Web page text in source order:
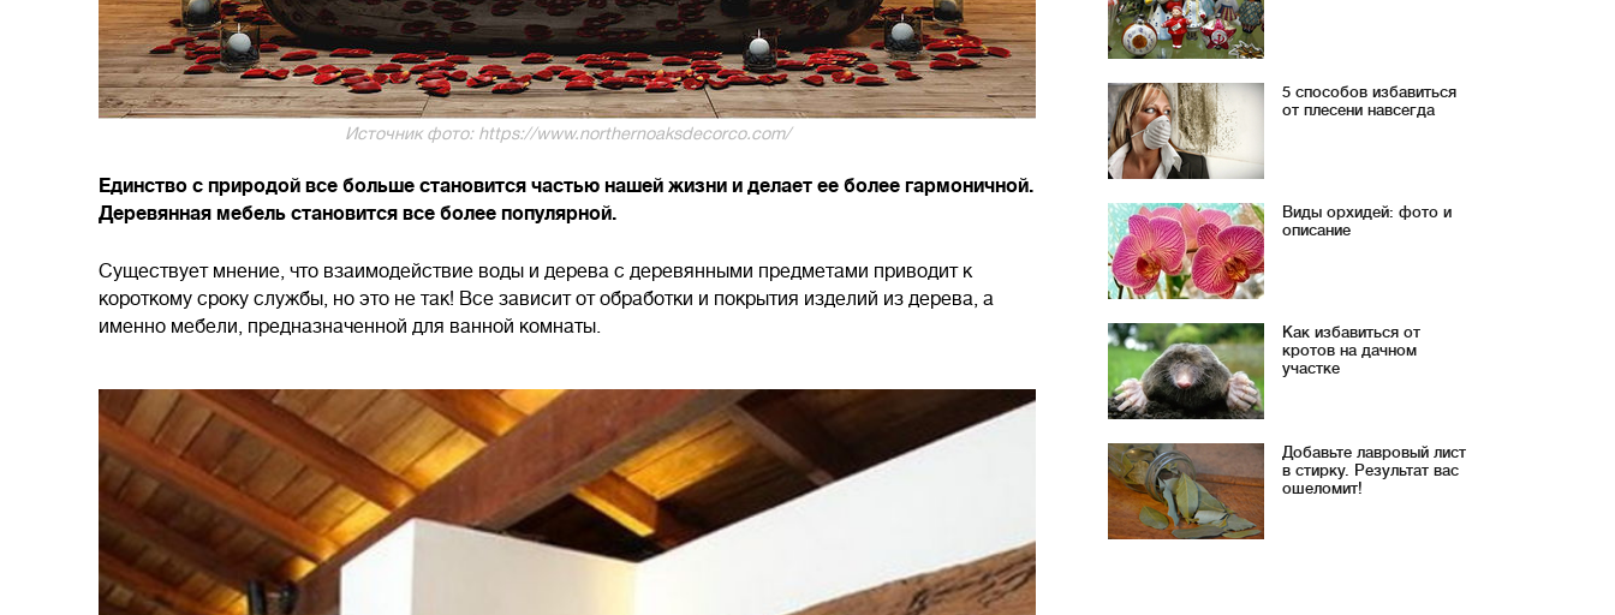
Источник фото: https://www.northernoaksdecorco.com/
Единство с природой все больше становится частью нашей жизни и делает ее более гармоничной.
Деревянная мебель становится все более популярной.
Существует мнение, что взаимодействие воды и дерева с деревянными предметами приводит к
короткому сроку службы, но это не так! Все зависит от обработки и покрытия изделий из дерева, а
именно мебели, предназначенной для ванной комнаты.
5 способов избавиться
от плесени навсегда
Виды орхидей: фото и
описание
Как избавиться от
кротов на дачном
участке
Добавьте лавровый лист
в стирку. Результат вас
ошеломит!